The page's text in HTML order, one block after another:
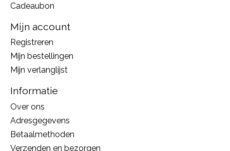
Cadeaubon
Mijn account
Registreren
Mijn bestellingen
Mijn verlanglijst
Informatie
Over ons
Adresgegevens
Betaalmethoden
Verzenden en bezorgen